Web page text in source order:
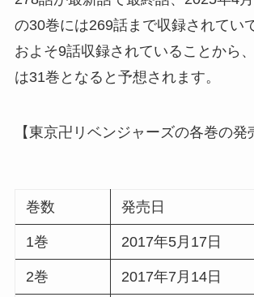
の30巻には269話まで収録されてい
およそ9話収録されていることから
は31巻となると予想されます。
【東京卍リベンジャーズの各巻の発
巻数 発売日
1巻 2017年5月17日
2巻 2017年7月14日